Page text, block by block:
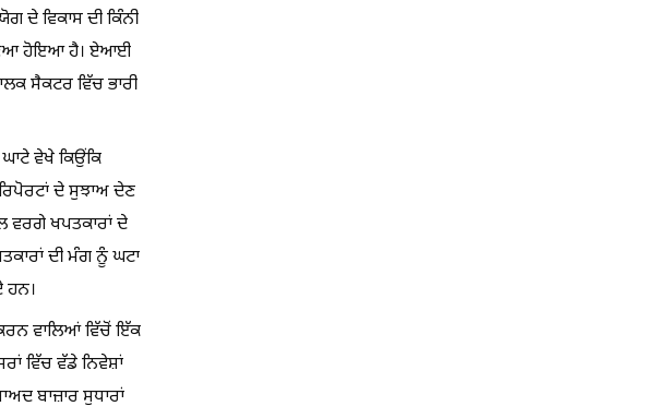
ਵਿਕਾਸ ਦੀ ਕਿੰਨੀ
ਹੋਇਆ ਹੈ। ਏਆਈ
ਸੈਕਟਰ ਵਿੱਚ ਭਾਰੀ
ਵੇਖੇ ਕਿਉਂਕਿ
ਦੇ ਸੁਝਾਅ ਦੇਣ
ਵਰਗੇ ਖਪਤਕਾਰਾਂ ਦੇ
ਦੀ ਮੰਗ ਨੂੰ ਘਟਾ
ਹਨ।
ਵਾਲਿਆਂ ਵਿੱਚੋਂ ਇੱਕ
ਵਿੱਚ ਵੱਡੇ ਨਿਵੇਸ਼ਾਂ
ਬਾਜ਼ਾਰ ਸੁਧਾਰਾਂ